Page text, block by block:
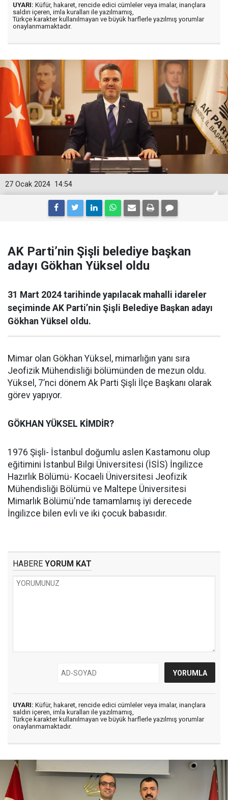
UYARI: Küfür, hakaret, rencide edici cümleler veya imalar, inançlara
saldırı içeren, imla kuralları ile yazılmamış,
Türkçe karakter kullanılmayan ve büyük harflerle yazılmış yorumlar
onaylanmamaktadır.
14:54
27 Ocak 2024
AK Parti’nin Şişli belediye başkan
adayı Gökhan Yüksel oldu
31 Mart 2024 tarihinde yapılacak mahalli idareler
seçiminde AK Parti’nin Şişli Belediye Başkan adayı
Gökhan Yüksel oldu.
Mimar olan Gökhan Yüksel, mimarlığın yanı sıra
Jeofizik Mühendisliği bölümünden de mezun oldu.
Yüksel, 7’nci dönem Ak Parti Şişli İlçe Başkanı olarak
görev yapıyor.
GÖKHAN YÜKSEL KİMDİR?
1976 Şişli- İstanbul doğumlu aslen Kastamonu olup
eğitimini İstanbul Bilgi Üniversitesi (İSİS) İngilizce
Hazırlık Bölümü- Kocaeli Üniversitesi Jeofizik
Mühendisliği Bölümü ve Maltepe Üniversitesi
Mimarlık Bölümü'nde tamamlamış iyi derecede
İngilizce bilen evli ve iki çocuk babasıdır.
HABERE YORUM KAT
UYARI: Küfür, hakaret, rencide edici cümleler veya imalar, inançlara
saldırı içeren, imla kuralları ile yazılmamış,
Türkçe karakter kullanılmayan ve büyük harflerle yazılmış yorumlar
onaylanmamaktadır.